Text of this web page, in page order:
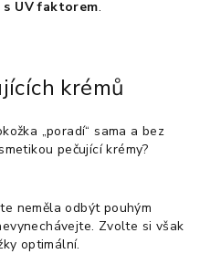
UV faktorem.
krémů
„poradí“ sama a bez
pečující krémy?
neměla odbýt pouhým
Zvolte si však
optimální.